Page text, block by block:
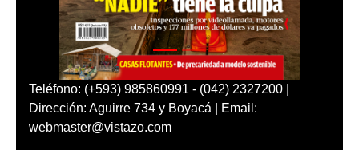
Teléfono: (+593) 985860991 - (042) 2327200 |
Dirección: Aguirre 734 y Boyacá | Email:
webmaster@vistazo.com